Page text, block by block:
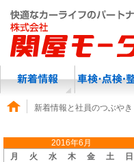
新着情報と社員のつぶやき
2016年6月
月
火 水 木 金 土
日